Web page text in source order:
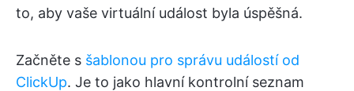
to, aby vaše virtuální událost byla úspěšná.
Začněte s šablonou pro správu událostí od
ClickUp. Je to jako hlavní kontrolní seznam